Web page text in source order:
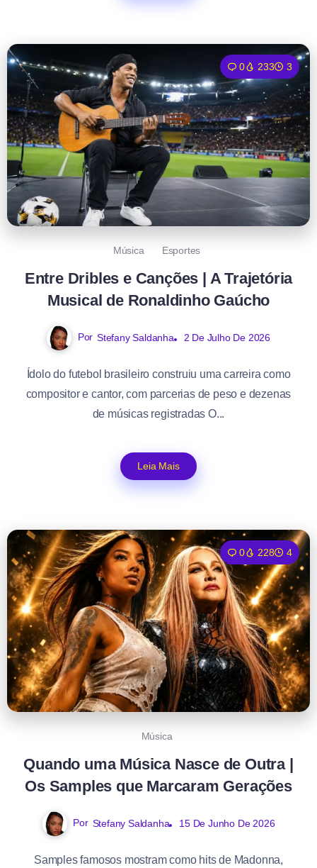
0 233 3
Música Esportes
Entre Dribles e Canções | A Trajetória
Musical de Ronaldinho Gaúcho
Por Stefany Saldanha 2 De Julho De 2026
Ídolo do futebol brasileiro construiu uma carreira como
compositor e cantor, com parcerias de peso e dezenas
de músicas registradas O...
Leia Mais
0 228 4
Música
Quando uma Música Nasce de Outra |
Os Samples que Marcaram Gerações
Por Stefany Saldanha 15 De Junho De 2026
Samples famosos mostram como hits de Madonna,